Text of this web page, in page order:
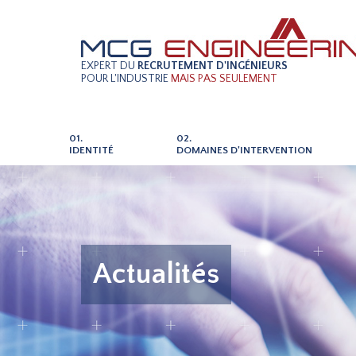
EXPERT DU RECRUTEMENT D'INGÉNIEURS
POUR L'INDUSTRIE MAIS PAS SEULEMENT
01.
IDENTITÉ
02.
DOMAINES D'INTERVENTION
Actualités